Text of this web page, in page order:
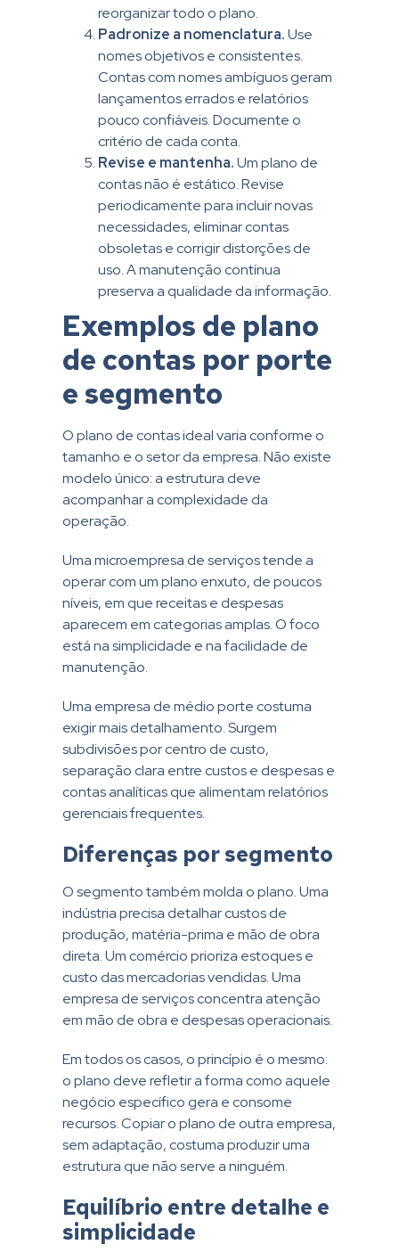
reorganizar todo o plano.
Padronize a nomenclatura.Use
nomes objetivos e consistentes.
Contas com nomes ambíguos geram
lançamentos errados e relatórios
pouco confiáveis. Documente o
critério de cada conta.
Revise e mantenha.Um plano de
contas não é estático. Revise
periodicamente para incluir novas
necessidades, eliminar contas
obsoletas e corrigir distorções de
uso. A manutenção contínua
preserva a qualidade da informação.
Exemplos de plano
de contas por porte
e segmento
O plano de contas ideal varia conforme o
tamanho e o setor da empresa. Não existe
modelo único: a estrutura deve
acompanhar a complexidade da
operação.
Uma microempresa de serviços tende a
operar com um plano enxuto, de poucos
níveis, em que receitas e despesas
aparecem em categorias amplas. O foco
está na simplicidade e na facilidade de
manutenção.
Uma empresa de médio porte costuma
exigir mais detalhamento. Surgem
subdivisões por centro de custo,
separação clara entre custos e despesas e
contas analíticas que alimentam relatórios
gerenciais frequentes.
Diferenças por segmento
O segmento também molda o plano. Uma
indústria precisa detalhar custos de
produção, matéria-prima e mão de obra
direta. Um comércio prioriza estoques e
custo das mercadorias vendidas. Uma
empresa de serviços concentra atenção
em mão de obra e despesas operacionais.
Em todos os casos, o princípio é o mesmo:
o plano deve refletir a forma como aquele
negócio específico gera e consome
recursos. Copiar o plano de outra empresa,
sem adaptação, costuma produzir uma
estrutura que não serve a ninguém.
Equilíbrio entre detalhe e
simplicidade